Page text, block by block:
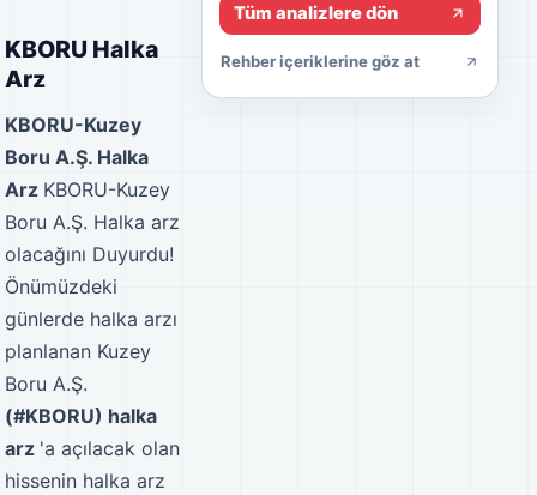
KBORU Halka
Arz
KBORU-Kuzey
Boru A.Ş. Halka
Arz KBORU-Kuzey
Boru A.Ş. Halka arz
olacağını Duyurdu!
Önümüzdeki
günlerde halka arzı
planlanan Kuzey
Boru A.Ş.
(#KBORU) halka
arz 'a açılacak olan
hissenin halka arz
Tüm analizlere dön
Rehber içeriklerine göz at